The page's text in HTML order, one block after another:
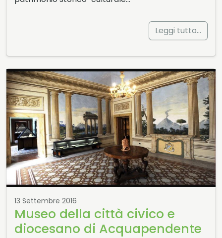
Leggi tutto…
13 Settembre 2016
Museo della città civico e
diocesano di Acquapendente